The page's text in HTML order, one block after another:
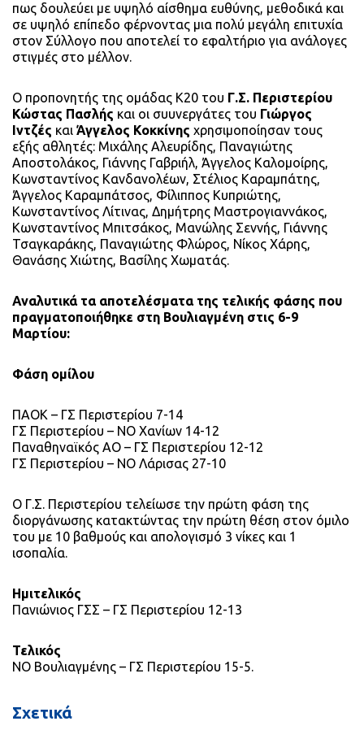
πως δουλεύει με υψηλό αίσθημα ευθύνης, μεθοδικά και
σε υψηλό επίπεδο φέρνοντας μια πολύ μεγάλη επιτυχία
στον Σύλλογο που αποτελεί το εφαλτήριο για ανάλογες
στιγμές στο μέλλον.
Ο προπονητής της ομάδας Κ20 του Γ.Σ. Περιστερίου
Κώστας Πασλής και οι συυνεργάτες του Γιώργος
Ιντζές και Άγγελος Κοκκίνης χρησιμοποίησαν τους
εξής αθλητές: Μιχάλης Αλευρίδης, Παναγιώτης
Αποστολάκος, Γιάννης Γαβριήλ, Άγγελος Καλομοίρης,
Κωνσταντίνος Κανδανολέων, Στέλιος Καραμπάτης,
Άγγελος Καραμπάτσος, Φίλιππος Κυπριώτης,
Κωνσταντίνος Λίτινας, Δημήτρης Μαστρογιαννάκος,
Κωνσταντίνος Μπιτσάκος, Μανώλης Σεννής, Γιάννης
Τσαγκαράκης, Παναγιώτης Φλώρος, Νίκος Χάρης,
Θανάσης Χιώτης, Βασίλης Χωματάς.
Αναλυτικά τα αποτελέσματα της τελικής φάσης που
πραγματοποιήθηκε στη Βουλιαγμένη στις 6-9
Μαρτίου:
Φάση ομίλου
ΠΑΟΚ – ΓΣ Περιστερίου 7-14
ΓΣ Περιστερίου – ΝΟ Χανίων 14-12
Παναθηναϊκός ΑΟ – ΓΣ Περιστερίου 12-12
ΓΣ Περιστερίου – ΝΟ Λάρισας 27-10
Ο Γ.Σ. Περιστερίου τελείωσε την πρώτη φάση της
διοργάνωσης κατακτώντας την πρώτη θέση στον όμιλο
του με 10 βαθμούς και απολογισμό 3 νίκες και 1
ισοπαλία.
Ημιτελικός
Πανιώνιος ΓΣΣ – ΓΣ Περιστερίου 12-13
Τελικός
ΝΟ Βουλιαγμένης – ΓΣ Περιστερίου 15-5.
Σχετικά